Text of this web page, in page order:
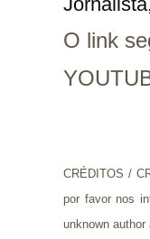
O link
CRÉDITOS /
por favor nos
unknown